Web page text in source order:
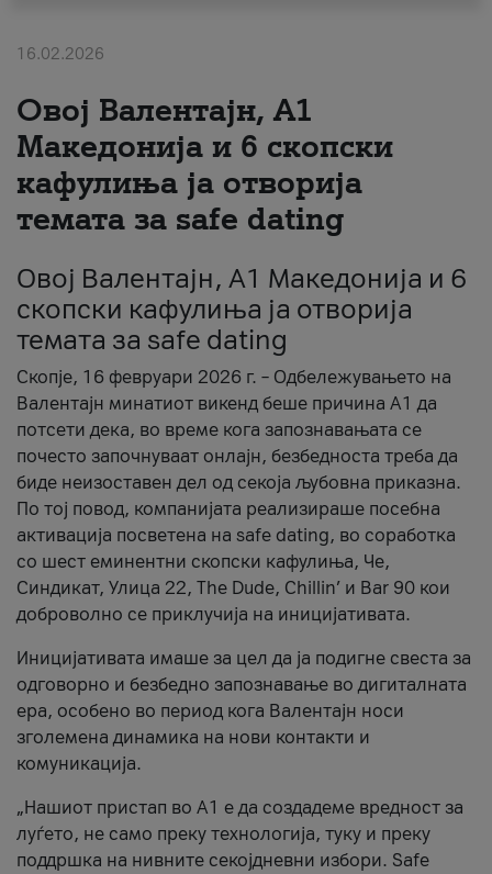
#ПодобарОнлајн
16.02.2026
Овој Валентајн, A1
Македонија и 6 скопски
кафулиња ја отворија
темата за safe dating
Овој Валентајн, A1 Македонија и 6
скопски кафулиња ја отворија
темата за safe dating
Скопје, 16 февруари 2026 г. – Одбележувањето на
Валентајн минатиот викенд беше причина А1 да
потсети дека, во време кога запознавањата се
почесто започнуваат онлајн, безбедноста треба да
биде неизоставен дел од секоја љубовна приказна.
По тој повод, компанијата реализираше посебна
активација посветена на safe dating, во соработка
со шест еминентни скопски кафулиња, Че,
Синдикат, Улица 22, The Dude, Chillin’ и Bar 90 кои
доброволно се приклучија на иницијативата.
Иницијативата имаше за цел да ја подигне свеста за
одговорно и безбедно запознавање во дигиталната
ера, особено во период кога Валентајн носи
зголемена динамика на нови контакти и
комуникација.
„Нашиот пристап во А1 е да создадеме вредност за
луѓето, не само преку технологија, туку и преку
поддршка на нивните секојдневни избори. Safe